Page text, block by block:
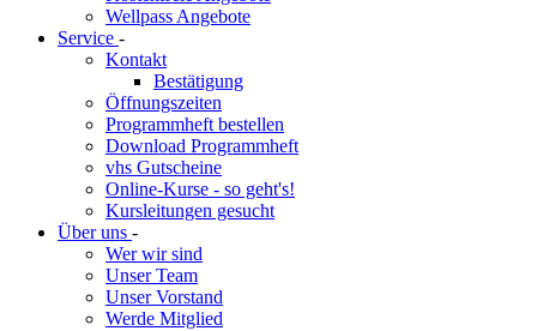
Wellpass Angebote
Service -
Kontakt
Bestätigung
Öffnungszeiten
Programmheft bestellen
Download Programmheft
vhs Gutscheine
Online-Kurse - so geht's!
Kursleitungen gesucht
Über uns -
Wer wir sind
Unser Team
Unser Vorstand
Werde Mitglied